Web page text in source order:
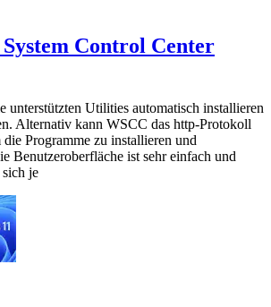
Control Center
unterstützten Utilities automatisch installieren
Alternativ kann WSCC das http-Protokoll
Programme zu installieren und
Benutzeroberfläche ist sehr einfach und
je